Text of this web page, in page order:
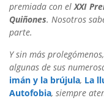
premiada con elXXI
Quiñones. Nosotros
parte.
Y sin más
algunas de sus
imán y la brújula, La
Autofobia, siempre